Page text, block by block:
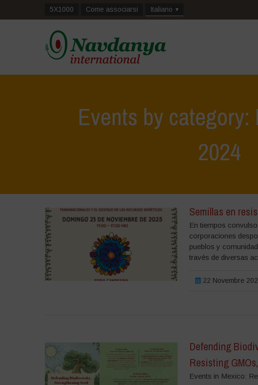
5X1000 Come associarsi Italiano
Events by category:
2024
Semillas en
En tiempos
corporaciones
pueblos y
través de diversas
22 Novembre
Defending
Resisting
Events in Mexico: